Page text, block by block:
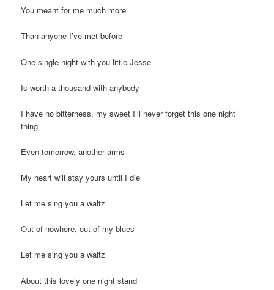
You meant for me much more
Than anyone I’ve met before
One single night with you little Jesse
Is worth a thousand with anybody
I have no bitterness, my sweet I’ll never forget this one night
thing
Even tomorrow, another arms
My heart will stay yours until I die
Let me sing you a waltz
Out of nowhere, out of my blues
Let me sing you a waltz
About this lovely one night stand